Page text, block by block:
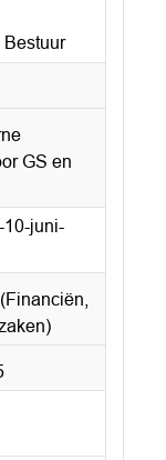
GS en
10-juni-